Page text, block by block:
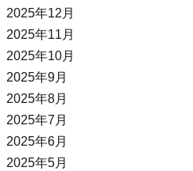
2025年12月
2025年11月
2025年10月
2025年9月
2025年8月
2025年7月
2025年6月
2025年5月